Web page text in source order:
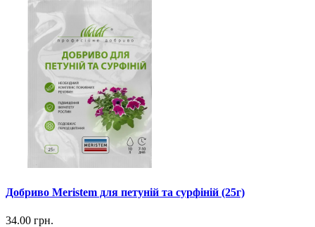
Добриво Meristem для петуній та сурфіній (25г)
34.00 грн.